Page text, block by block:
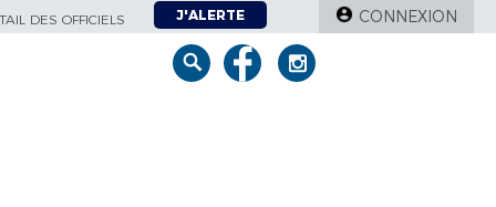
DES OFFICIELS J'ALERTE CONNEXION